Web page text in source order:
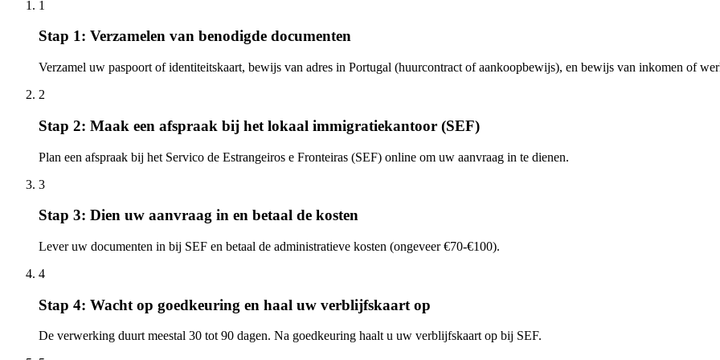
1
Stap 1: Verzamelen van benodigde documenten
Verzamel uw paspoort of identiteitskaart, bewijs van adres in Portugal (huurcontract of aankoopbewijs), en bewijs van inkomen of
2
Stap 2: Maak een afspraak bij het lokaal immigratiekantoor (SEF)
Plan een afspraak bij het Servico de Estrangeiros e Fronteiras (SEF) online om uw aanvraag in te dienen.
3
Stap 3: Dien uw aanvraag in en betaal de kosten
Lever uw documenten in bij SEF en betaal de administratieve kosten (ongeveer €70-€100).
4
Stap 4: Wacht op goedkeuring en haal uw verblijfskaart op
De verwerking duurt meestal 30 tot 90 dagen. Na goedkeuring haalt u uw verblijfskaart op bij SEF.